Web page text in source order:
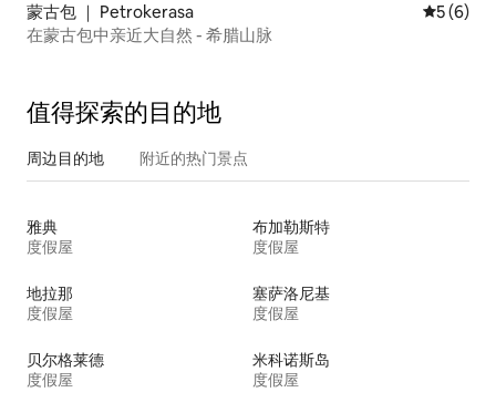
蒙古包 ｜ Petrokerasa 平均评分
5 (6)
在蒙古包中亲近大自然 - 希腊山脉
值得探索的目的地
周边目的地 附近的热门景点
雅典
度假屋
布加勒斯特
度假屋
地拉那
度假屋
塞萨洛尼基
度假屋
贝尔格莱德
度假屋
米科诺斯岛
度假屋